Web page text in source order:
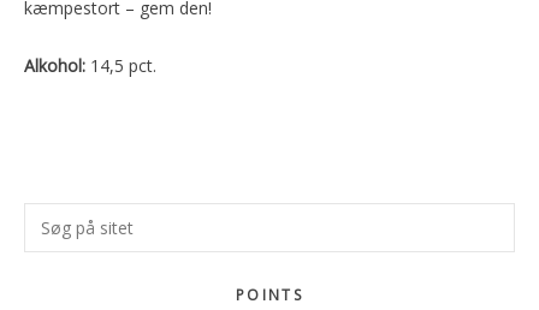
kæmpestort – gem den!
Alkohol: 14,5 pct.
Primær
Sidebar
Søg
på
POINTS